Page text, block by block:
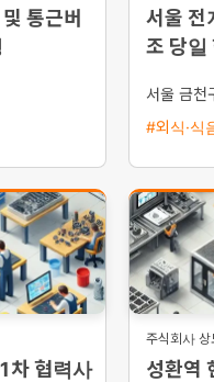
통근버
서울 전
조 당일
서울 금천
#외식·
차 협력사
주식회사 상
성환역